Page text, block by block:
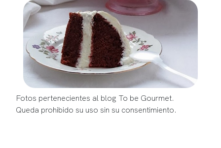
Fotos pertenecientes al blog To be Gourmet.
Queda prohibido su uso sin su consentimiento.